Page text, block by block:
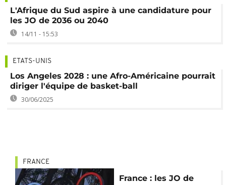
L'Afrique du Sud aspire à une candidature pour
les JO de 2036 ou 2040
14/11 - 15:53
ETATS-UNIS
Los Angeles 2028 : une Afro-Américaine pourrait
diriger l'équipe de basket-ball
30/06/2025
FRANCE
France : les JO de